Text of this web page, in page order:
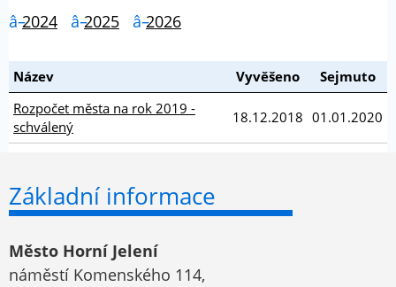
2024
2025 2026
Název Vyvěšeno
Sejmuto
Rozpočet města na rok 2019 -
schválený
18.12.2018 01.01.2020
Základní informace
Město Horní Jelení
náměstí Komenského 114,